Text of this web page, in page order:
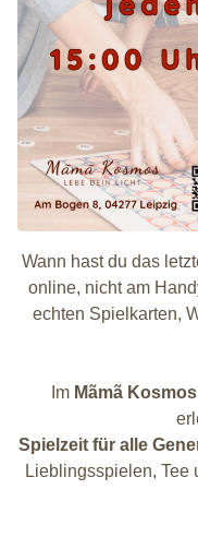
Wann hast du das
online, nicht am
echten Spielkarten,
Im Mãmã Kosmos
Spielzeit für alle
Lieblingsspielen, Tee